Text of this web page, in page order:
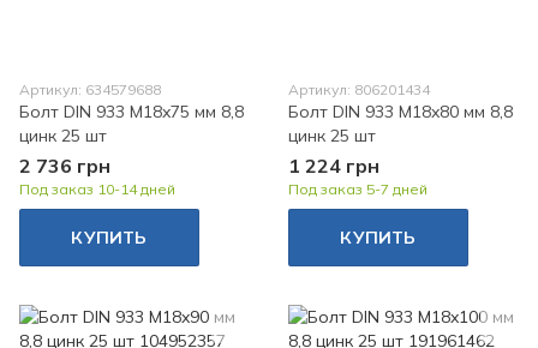
Артикул: 634579688
Болт DIN 933 M18x75 мм 8,8
цинк 25 шт
2 736 грн
Под заказ 10-14 дней
КУПИТЬ
Артикул: 806201434
Болт DIN 933 M18x80 мм 8,8
цинк 25 шт
1 224 грн
Под заказ 5-7 дней
КУПИТЬ